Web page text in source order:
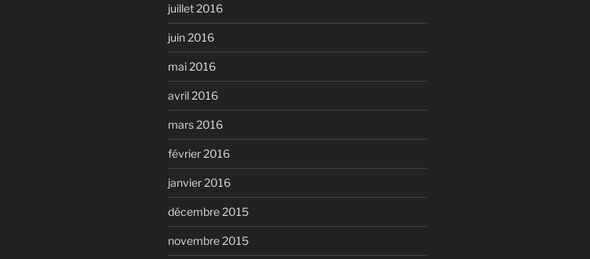
juillet 2016
juin 2016
mai 2016
avril 2016
mars 2016
février 2016
janvier 2016
décembre 2015
novembre 2015